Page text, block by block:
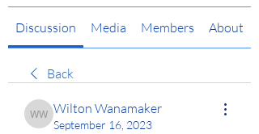
Discussion Media Members About
Back
Wilton Wanamaker
Wilton Wanamaker
September 16, 2023